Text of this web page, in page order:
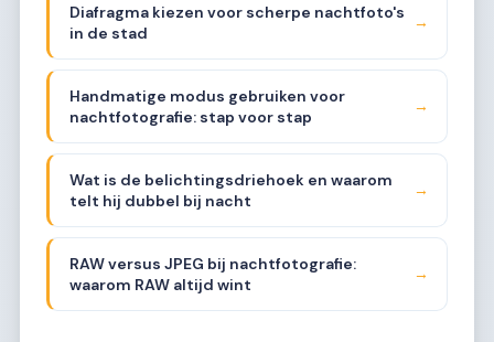
Diafragma kiezen voor scherpe nachtfoto's
in de stad
→
Handmatige modus gebruiken voor
nachtfotografie: stap voor stap
→
Wat is de belichtingsdriehoek en waarom
telt hij dubbel bij nacht
→
RAW versus JPEG bij nachtfotografie:
waarom RAW altijd wint
→